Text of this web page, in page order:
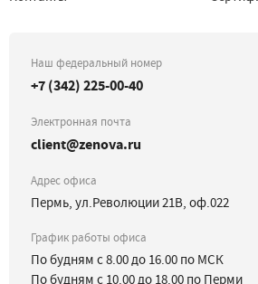
Наш федеральный номер
+7 (342) 225-00-40
Электронная почта
client@zenova.ru
Адрес офиса
Пермь, ул.Революции 21В, оф.022
График работы офиса
По будням с 8.00 до 16.00 по МСК
По будням с 10.00 до 18.00 по Перми